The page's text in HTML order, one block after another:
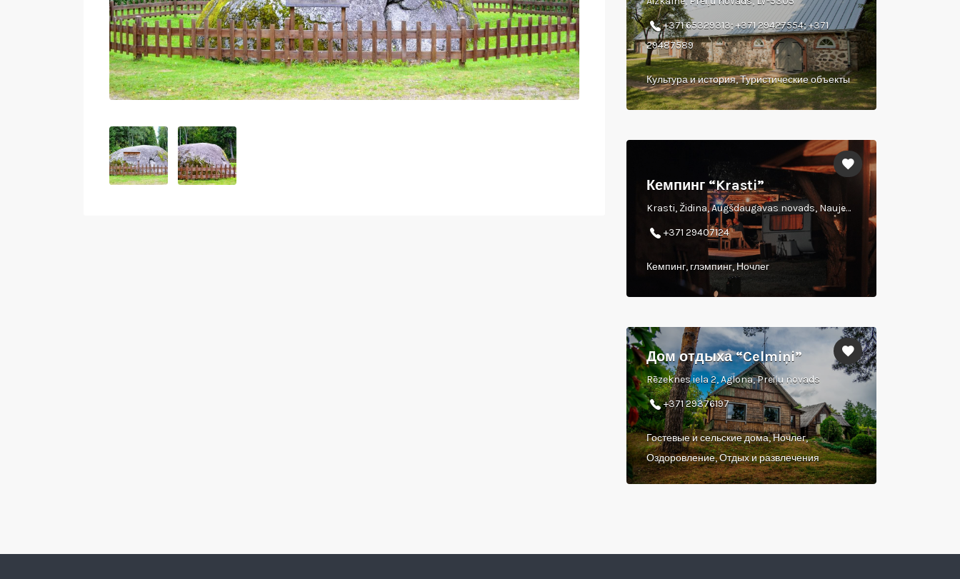
+371 65329313; +371 29427554; +371
29487589
Культура и история, Туристические объекты
Кемпинг “Krasti”
Krasti, Židina, Augšdaugavas novads, Naujenes pagasts, LV-5462
+371 29407124
Кемпинг, глэмпинг, Ночлег
Дом отдыха “Celmiņi”
Rēzeknes iela 2, Aglona, Preiļu novads
+371 29376197
Гостевые и сельские дома, Ночлег,
Оздоровление, Отдых и развлечения